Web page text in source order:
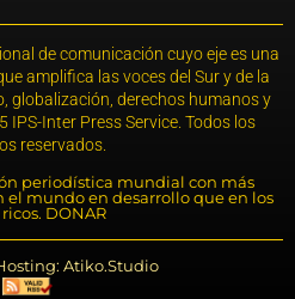
de comunicación cuyo eje es una
amplifica las voces del Sur y de la
globalización, derechos humanos y
Inter Press Service. Todos los
reservados.
periodística mundial con más
el mundo en desarrollo que en los
DONAR
Atiko.Studio